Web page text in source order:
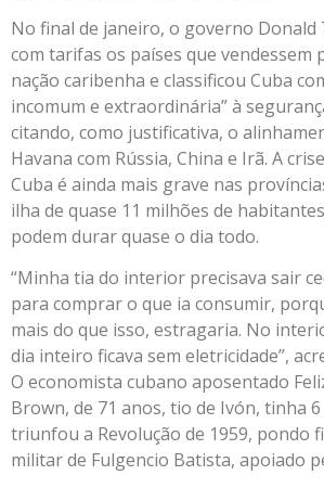
No final de janeiro, o governo Donald
com tarifas os países que vendessem
nação caribenha e classificou Cuba
incomum e extraordinária” à
citando, como justificativa, o
Havana com Rússia, China e Irã. A
Cuba é ainda mais grave nas
ilha de quase 11 milhões de
podem durar quase o dia todo.
“Minha tia do interior precisava sair
para comprar o que ia consumir,
mais do que isso, estragaria. No
dia inteiro ficava sem eletricidade”,
O economista cubano aposentado
Brown, de 71 anos, tio de Ivón, tinha
triunfou a Revolução de 1959, pondo
militar de Fulgencio Batista, apoiado